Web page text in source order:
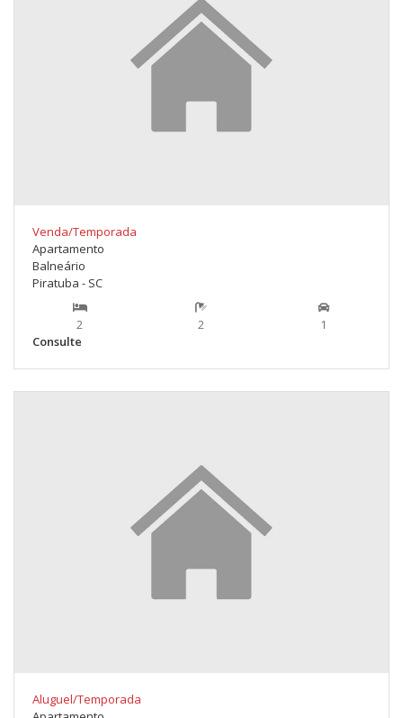
Venda/Temporada
Apartamento
Balneário
Piratuba - SC
2 2
1
Consulte
Aluguel/Temporada